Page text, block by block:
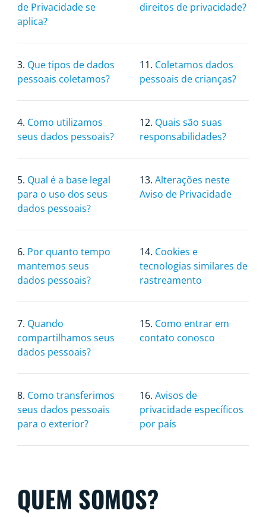
de Privacidade se
aplica?
direitos de privacidade?
3. Que tipos de dados
pessoais coletamos?
11. Coletamos dados
pessoais de crianças?
4. Como utilizamos
seus dados pessoais?
12. Quais são suas
responsabilidades?
5. Qual é a base legal
para o uso dos seus
dados pessoais?
13. Alterações neste
Aviso de Privacidade
6. Por quanto tempo
mantemos seus
dados pessoais?
14. Cookies e
tecnologias similares de
rastreamento
7. Quando
compartilhamos seus
dados pessoais?
15. Como entrar em
contato conosco
8. Como transferimos
seus dados pessoais
para o exterior?
16. Avisos de
privacidade específicos
por país
QUEM SOMOS?